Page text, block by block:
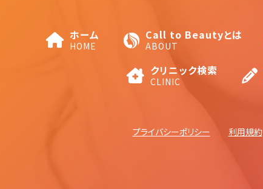
ホーム
HOME
Call to Beautyとは
ABOUT
クリニック検索
CLINIC
プライバシーポリシー 利用規約